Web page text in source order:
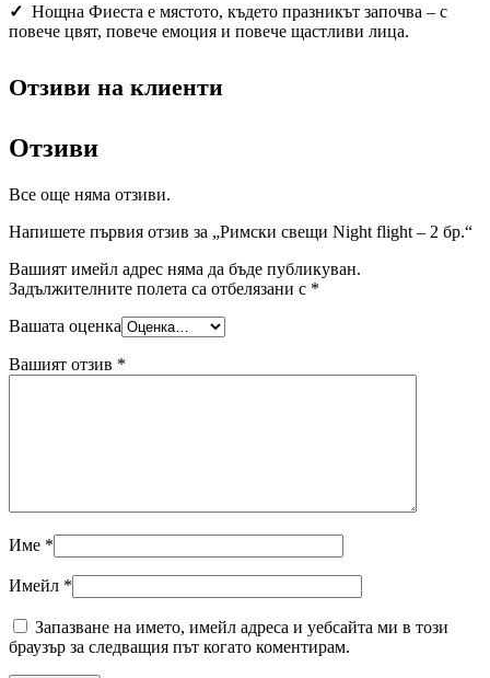
✓ Нощна Фиеста е мястото, където празникът започва – с
повече цвят, повече емоция и повече щастливи лица.
Отзиви на клиенти
Отзиви
Все още няма отзиви.
Напишете първия отзив за „Римски свещи Night flight – 2 бр.“
Вашият имейл адрес няма да бъде публикуван.
Задължителните полета са отбелязани с *
Вашата оценка
Вашият отзив *
Име *
Имейл *
Запазване на името, имейл адреса и уебсайта ми в този
браузър за следващия път когато коментирам.